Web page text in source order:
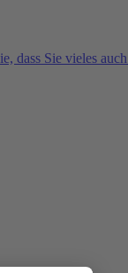
dass Sie vieles